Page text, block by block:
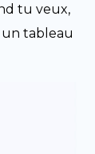
tu veux,
tableau